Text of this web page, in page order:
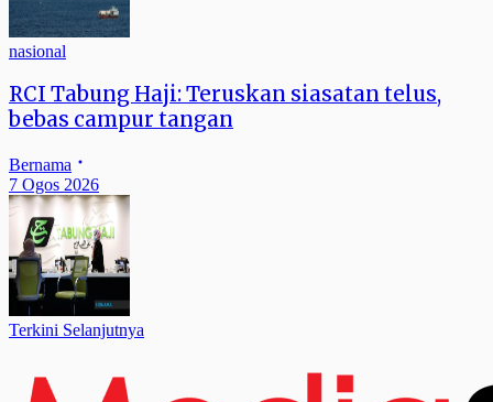
nasional
RCI Tabung Haji: Teruskan siasatan telus,
bebas campur tangan
Bernama
7 Ogos 2026
Terkini Selanjutnya